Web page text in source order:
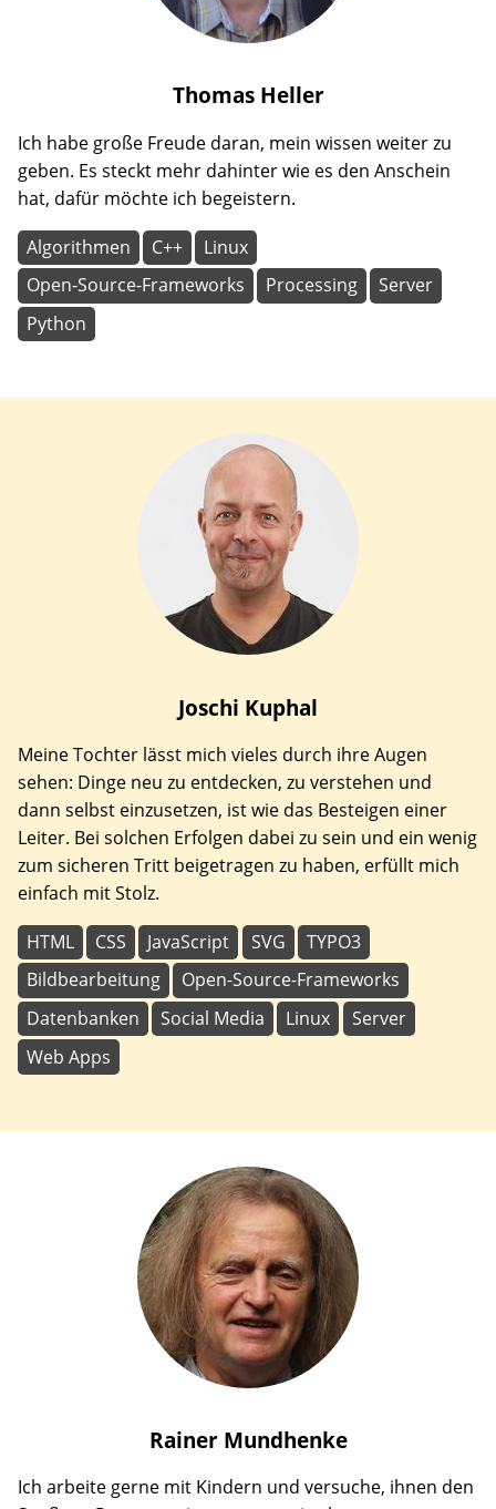
Thomas Heller
Ich habe große Freude daran, mein wissen weiter zu
geben. Es steckt mehr dahinter wie es den Anschein
hat, dafür möchte ich begeistern.
Algorithmen C++
Linux
Open-Source-Frameworks
Processing
Server
Python
Joschi Kuphal
Meine Tochter lässt mich vieles durch ihre Augen
sehen: Dinge neu zu entdecken, zu verstehen und
dann selbst einzusetzen, ist wie das Besteigen einer
Leiter. Bei solchen Erfolgen dabei zu sein und ein wenig
zum sicheren Tritt beigetragen zu haben, erfüllt mich
einfach mit Stolz.
HTML CSS JavaScript SVG
TYPO3
Bildbearbeitung
Open-Source-Frameworks
Datenbanken
Social Media Linux
Server
Web Apps
Rainer Mundhenke
Ich arbeite gerne mit Kindern und versuche, ihnen den